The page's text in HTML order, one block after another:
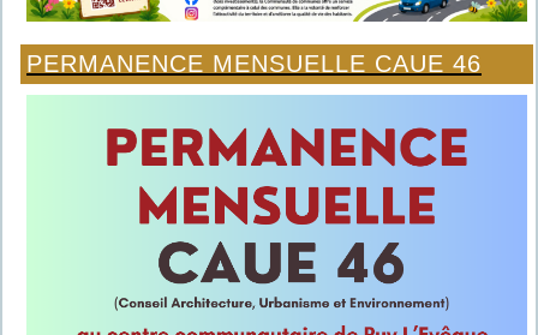
PERMANENCE MENSUELLE CAUE 46